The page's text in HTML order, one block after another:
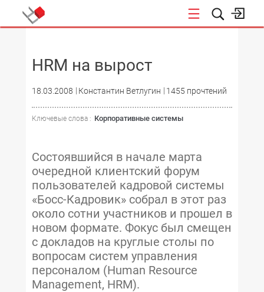
HRM на вырост
18.03.2008 Константин Ветлугин 1455 прочтений
Ключевые слова : Корпоративные системы
Состоявшийся в начале марта
очередной клиентский форум
пользователей кадровой системы
«Босс-Кадровик» собрал в этот раз
около сотни участников и прошел в
новом формате. Фокус был смещен
с докладов на круглые столы по
вопросам систем управления
персоналом (Human Resource
Management, HRM).